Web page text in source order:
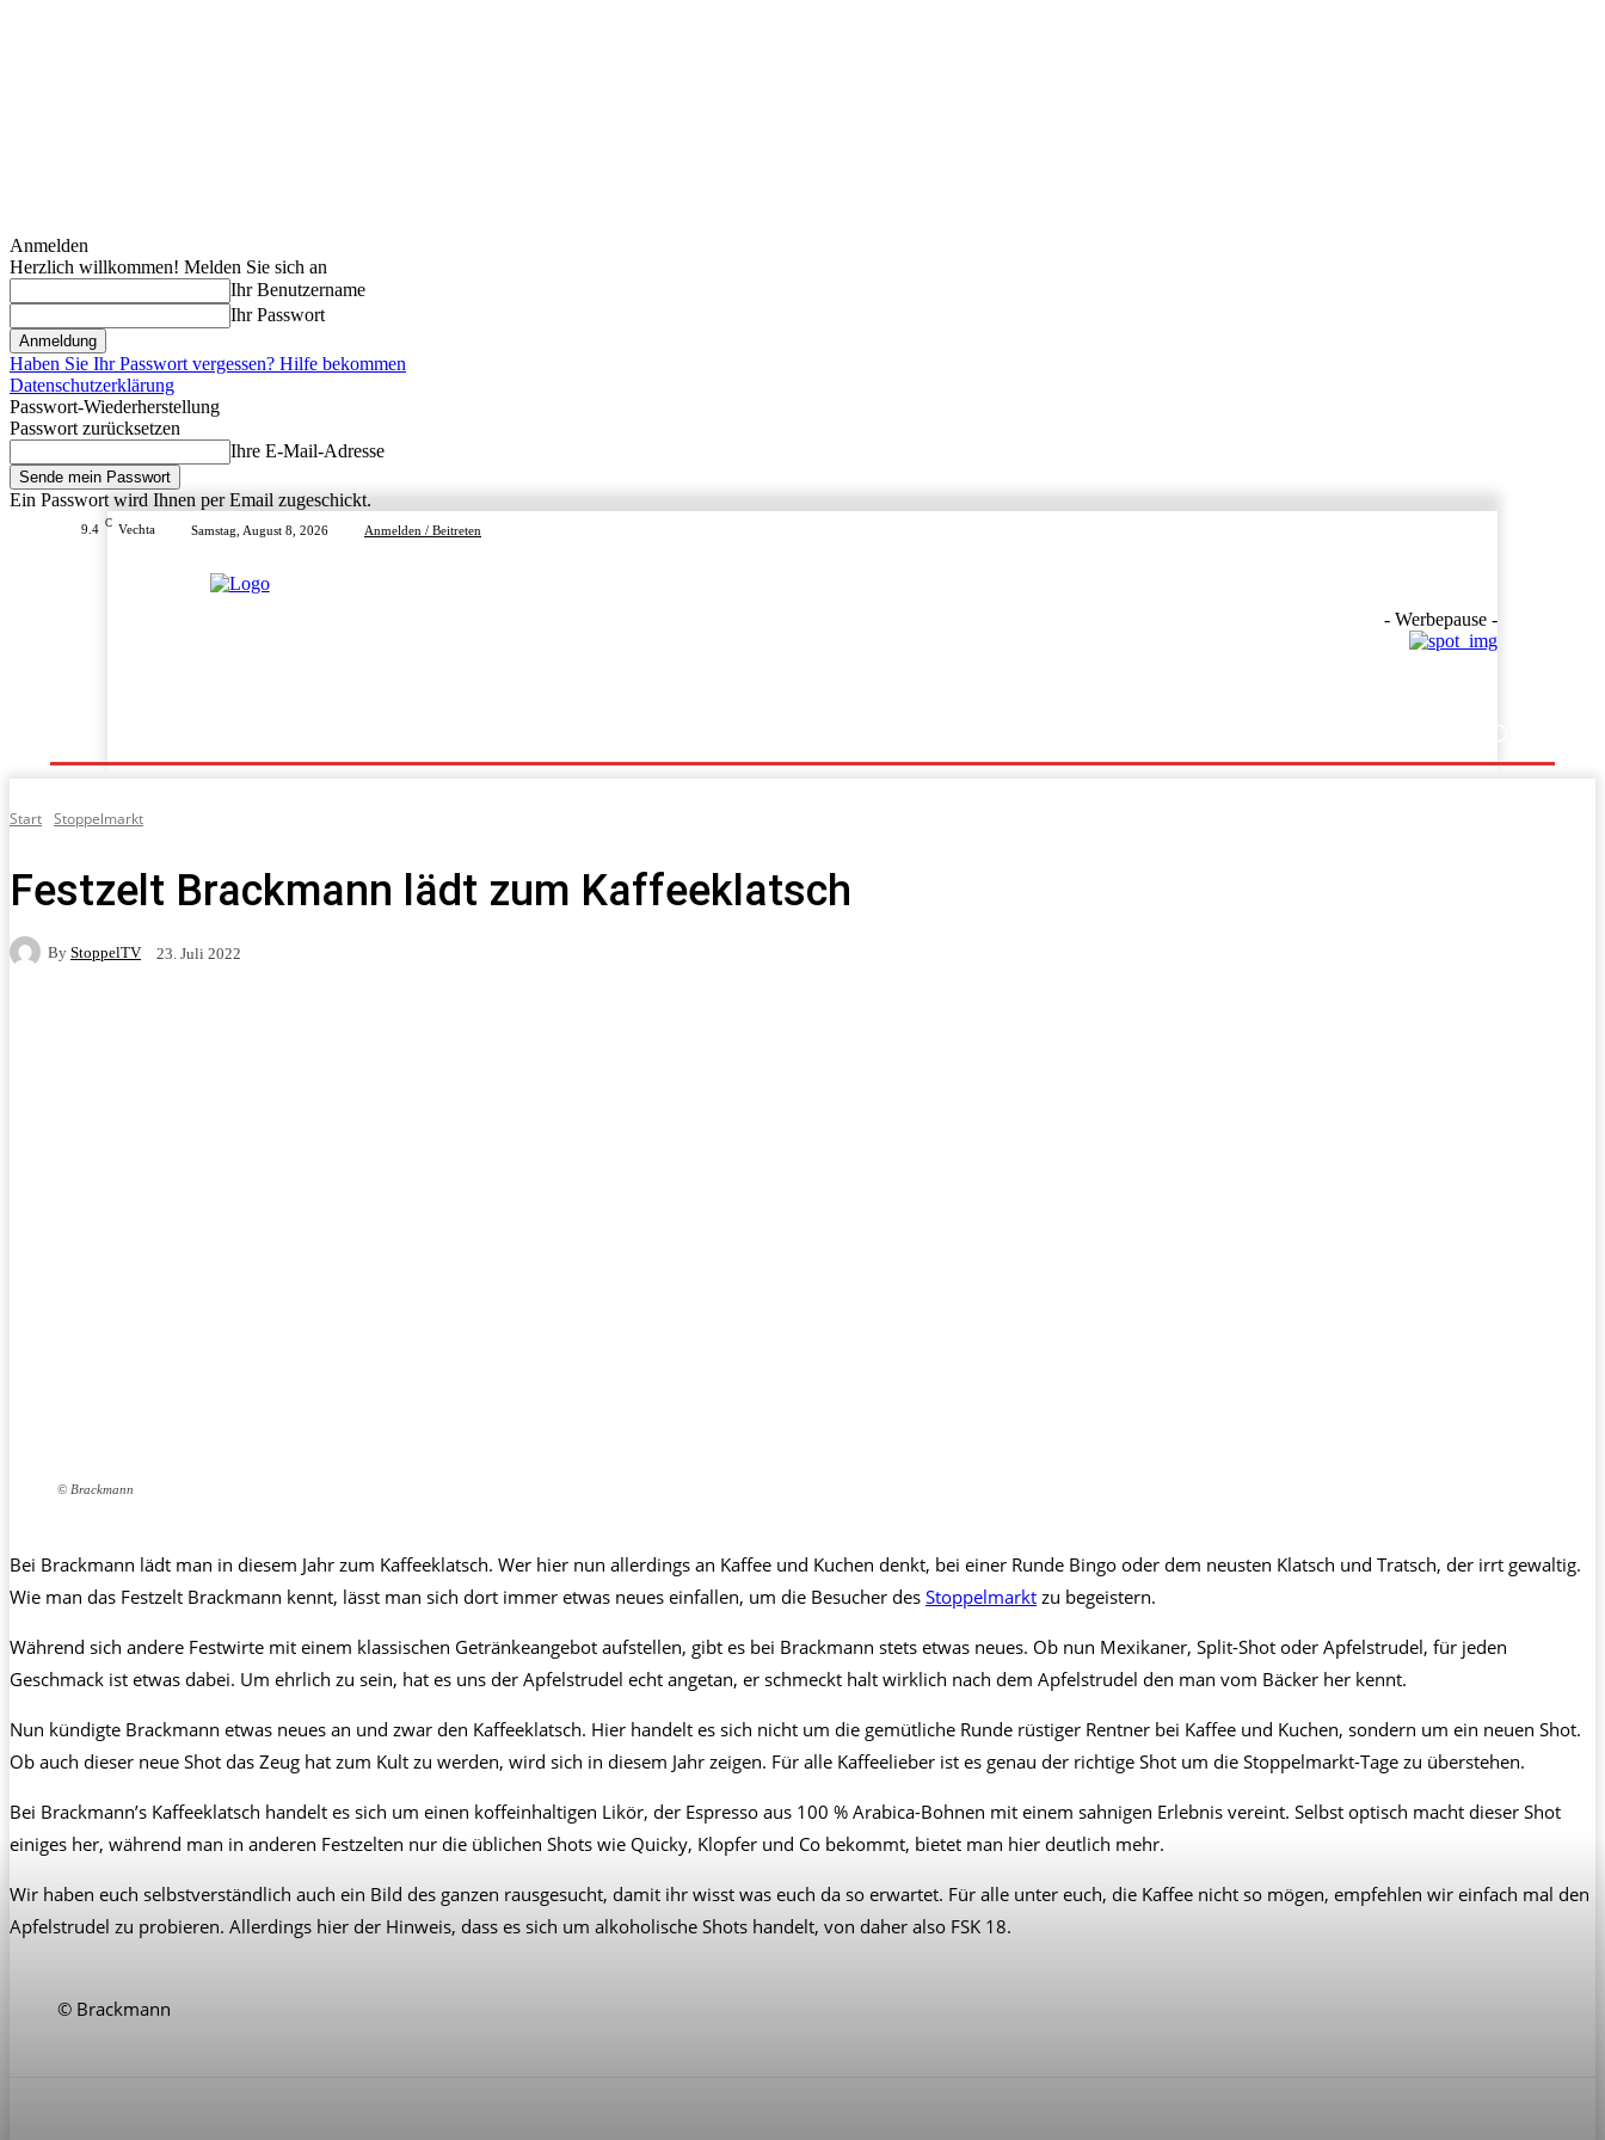
Anmelden
Herzlich willkommen! Melden Sie sich an
Ihr Benutzername
Ihr Passwort
Haben Sie Ihr Passwort vergessen? Hilfe bekommen
Datenschutzerklärung
Passwort-Wiederherstellung
Passwort zurücksetzen
Ihre E-Mail-Adresse
Ein Passwort wird Ihnen per Email zugeschickt.
9.4 C Vechta Samstag, August 8, 2026 Anmelden / Beitreten
- Werbepause -
Start Stoppelmarkt
Festzelt Brackmann lädt zum Kaffeeklatsch
By StoppelTV 23. Juli 2022
© Brackmann
Bei Brackmann lädt man in diesem Jahr zum Kaffeeklatsch. Wer hier nun allerdings an Kaffee und Kuchen denkt, bei einer Runde Bingo oder dem neusten Klatsch und Tratsch, der irrt gewaltig.
Wie man das Festzelt Brackmann kennt, lässt man sich dort immer etwas neues einfallen, um die Besucher des Stoppelmarkt zu begeistern.
Während sich andere Festwirte mit einem klassischen Getränkeangebot aufstellen, gibt es bei Brackmann stets etwas neues. Ob nun Mexikaner, Split-Shot oder Apfelstrudel, für jeden
Geschmack ist etwas dabei. Um ehrlich zu sein, hat es uns der Apfelstrudel echt angetan, er schmeckt halt wirklich nach dem Apfelstrudel den man vom Bäcker her kennt.
Nun kündigte Brackmann etwas neues an und zwar den Kaffeeklatsch. Hier handelt es sich nicht um die gemütliche Runde rüstiger Rentner bei Kaffee und Kuchen, sondern um ein neuen Shot.
Ob auch dieser neue Shot das Zeug hat zum Kult zu werden, wird sich in diesem Jahr zeigen. Für alle Kaffeelieber ist es genau der richtige Shot um die Stoppelmarkt-Tage zu überstehen.
Bei Brackmann’s Kaffeeklatsch handelt es sich um einen koffeinhaltigen Likör, der Espresso aus 100 % Arabica-Bohnen mit einem sahnigen Erlebnis vereint. Selbst optisch macht dieser Shot
einiges her, während man in anderen Festzelten nur die üblichen Shots wie Quicky, Klopfer und Co bekommt, bietet man hier deutlich mehr.
Wir haben euch selbstverständlich auch ein Bild des ganzen rausgesucht, damit ihr wisst was euch da so erwartet. Für alle unter euch, die Kaffee nicht so mögen, empfehlen wir einfach mal den
Apfelstrudel zu probieren. Allerdings hier der Hinweis, dass es sich um alkoholische Shots handelt, von daher also FSK 18.
© Brackmann